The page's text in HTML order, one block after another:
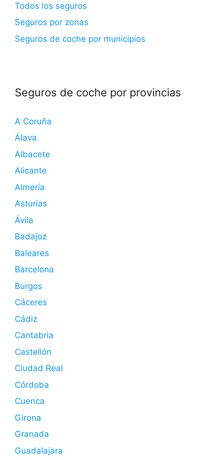
Todos los seguros
Seguros por zonas
Seguros de coche por municipios
Seguros de coche por provincias
A Coruña
Álava
Albacete
Alicante
Almería
Asturias
Ávila
Badajoz
Baleares
Barcelona
Burgos
Cáceres
Cádiz
Cantabria
Castellón
Ciudad Real
Córdoba
Cuenca
Girona
Granada
Guadalajara